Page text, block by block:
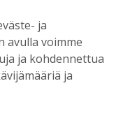
ja
avulla voimme
ja kohdennettua
ja